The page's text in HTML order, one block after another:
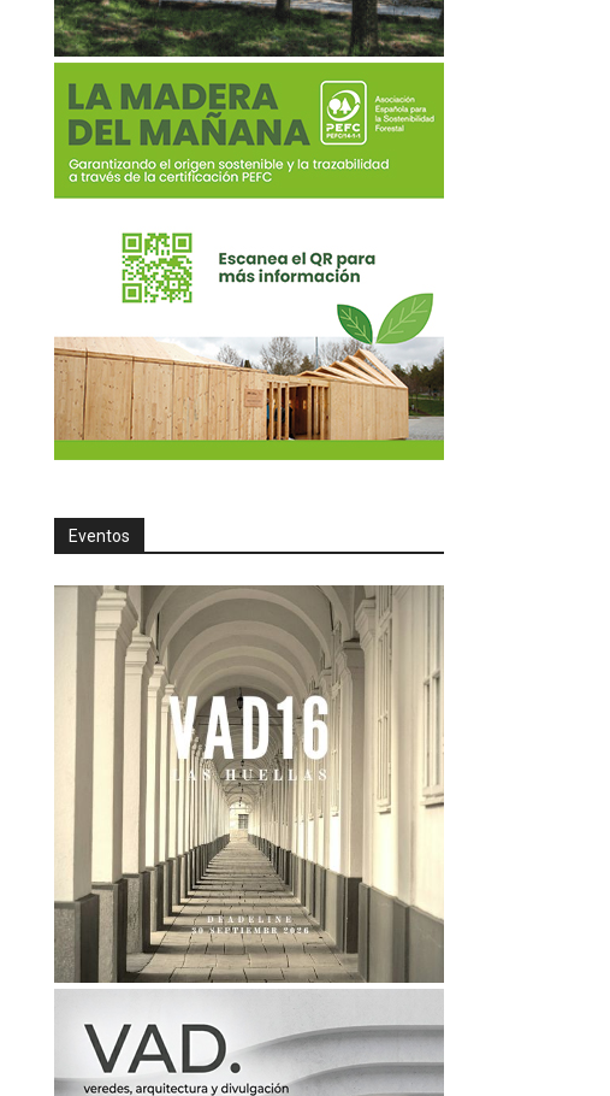
Eventos